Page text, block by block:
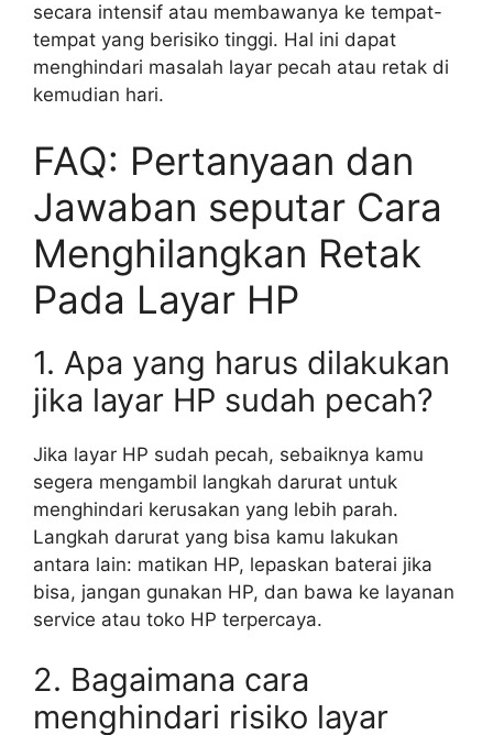
secara intensif atau membawanya ke tempat-
tempat yang berisiko tinggi. Hal ini dapat
menghindari masalah layar pecah atau retak di
kemudian hari.
FAQ: Pertanyaan dan
Jawaban seputar Cara
Menghilangkan Retak
Pada Layar HP
1. Apa yang harus dilakukan
jika layar HP sudah pecah?
Jika layar HP sudah pecah, sebaiknya kamu
segera mengambil langkah darurat untuk
menghindari kerusakan yang lebih parah.
Langkah darurat yang bisa kamu lakukan
antara lain: matikan HP, lepaskan baterai jika
bisa, jangan gunakan HP, dan bawa ke layanan
service atau toko HP terpercaya.
2. Bagaimana cara
menghindari risiko layar